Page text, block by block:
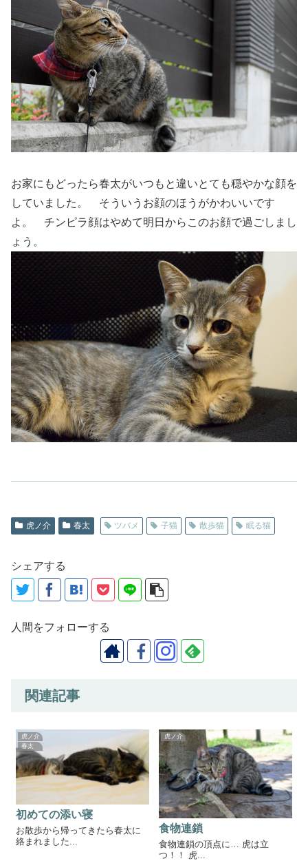
お家にもどったら春太がいつもと違いとても穏やかな顔を
していました。 そういうお顔のほうがかわいいです
よ。 チンピラ顔はやめて明日からこのお顔で過ごしまし
ょう。
虎ノ介 春太 ツバメ 子猫 散歩猫 眠る猫
シェアする
人間をフォローする
関連記事
虎ノ介
春太
初めての添い寝
お散歩から帰ってきたら春太に
絡まれました...
虎ノ介
食物連鎖
食物連鎖の頂点に… 虎は立
つ！！ 虎...